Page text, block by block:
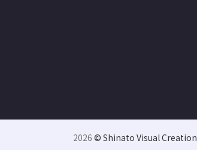
2026 © Shinato Visual Creation